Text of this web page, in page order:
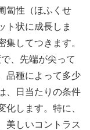
匐性（ほふくせ
ト状に成長しま
してつきます。
、先端が尖って
品種によって多少
、日当たりの条件
します。特に、
美しいコントラス